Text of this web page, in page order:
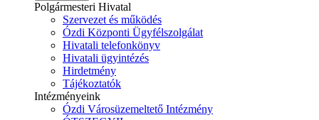
Polgármesteri Hivatal
Szervezet és működés
Ózdi Központi Ügyfélszolgálat
Hivatali telefonkönyv
Hivatali ügyintézés
Hirdetmény
Tájékoztatók
Intézményeink
Ózdi Városüzemeltető Intézmény